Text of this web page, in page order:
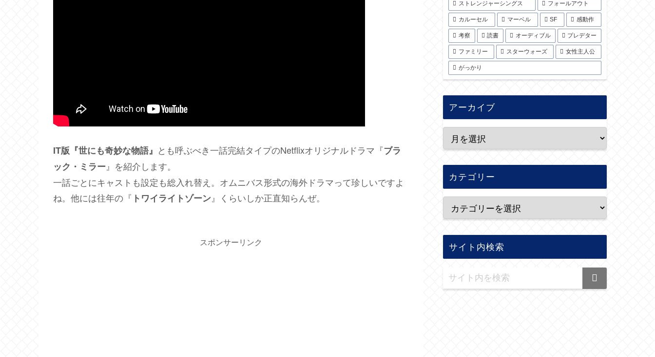
IT版『世にも奇妙な物語』 とも呼ぶべき一話完結タイプのNetflixオリジナルドラマ『ブラ
ック・ミラー』を紹介します。
一話ごとにキャストも設定も総入れ替え。オムニバス形式の海外ドラマって珍しいですよ
ね。他には往年の『 トワイライトゾーン』くらいしか正直知らんぜ。
スポンサーリンク
ストレンジャーシングス フォールアウト
カルーセル マーベル SF 感動作
考察 読書 オーディブル プレデター
ファミリー スターウォーズ 女性主人公
がっかり
アーカイブ
カテゴリー
サイト内検索